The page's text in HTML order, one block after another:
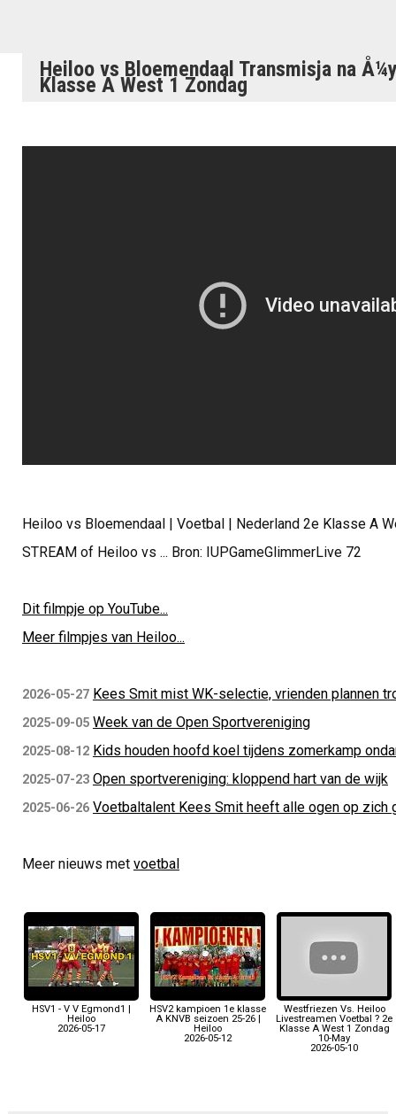
Heiloo vs Bloemendaal Transmisja na
Klasse A West 1 Zondag
Heiloo vs Bloemendaal | Voetbal | Nederland 2e Klasse A
STREAM of Heiloo vs ... Bron: IUPGameGlimmerLive 72
Dit filmpje op YouTube...
Meer filmpjes van Heiloo...
2026-05-27 Kees Smit mist WK-selectie, vrienden plannen
2025-09-05 Week van de Open Sportvereniging
2025-08-12 Kids houden hoofd koel tijdens zomerkamp
2025-07-23 Open sportvereniging: kloppend hart van de wijk
2025-06-26 Voetbaltalent Kees Smit heeft alle ogen op zich
Meer nieuws met voetbal
HSV1 - V V Egmond1 |
Heiloo
2026-05-17
HSV2 kampioen 1e klasse
A KNVB seizoen 25-26 |
Heiloo
2026-05-12
Westfriezen Vs. Heiloo
Livestreamen Voetbal ? 2e
Klasse A West 1 Zondag
10-May
2026-05-10